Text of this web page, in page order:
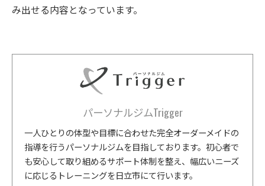
み出せる内容となっています。
パーソナルジムTrigger
一人ひとりの体型や目標に合わせた完全オーダーメイドの
指導を行うパーソナルジムを目指しております。初心者で
も安心して取り組めるサポート体制を整え、幅広いニーズ
に応じるトレーニングを日立市にて行います。